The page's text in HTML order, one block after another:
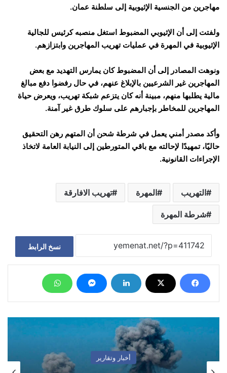
مهاجرين من الجنسية الإثيوبية إلى سلطنة عمان.
ولفتت إلى أن الإثيوبي المضبوط استغل منصبه كرئيس للجالية
الإثيوبية في المهرة في عمليات تهريب المهاجرين وابتزازهم.
ونوهت المصادر إلى أن المضبوط كان يمارس التهديد مع بعض
المهاجرين غير الشرعيين بالإبلاغ عنهم، في حال رفضوا دفع مبالغ
مالية يطلبها منهم، مبينة أنه كان يتزعم شبكة تهريب، ويعرض حياة
المهاجرين للمخاطر بإجبارهم على سلوك طرق غير آمنة.
وأكد مصدر أمني يعمل في شرطة شحن أن المتهم رهن التحقيق
حاليًا، تمهيدًا لإحالته مع باقي المتورطين إلى النيابة العامة لاتخاذ
الإجراءات القانونية.
التهريب المهرة تهريب الافارقة
شرطة المهرة
نسخ الرابط
أخبار وتقارير